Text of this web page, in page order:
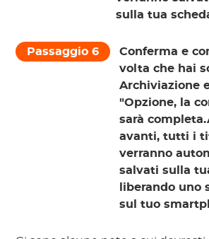
sulla tua
Passaggio 6 Conferma e
volta che hai
Archiviazione
"Opzione, la
sarà
avanti, tutti i
verranno
salvati sulla
liberando uno
sul tuo